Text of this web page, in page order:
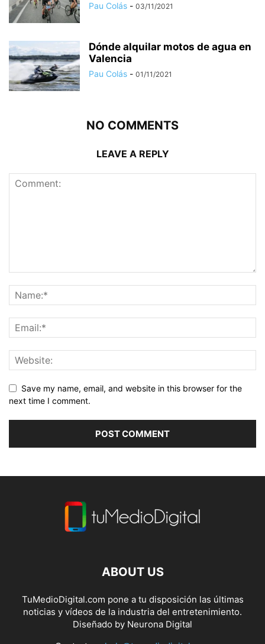
Pau Colás - 03/11/2021
Dónde alquilar motos de agua en
Valencia
Pau Colás - 01/11/2021
NO COMMENTS
LEAVE A REPLY
Save my name, email, and website in this browser for the
next time I comment.
ABOUT US
TuMedioDigital.com pone a tu disposición las últimas
noticias y vídeos de la industria del entretenimiento.
Diseñado by Neurona Digital